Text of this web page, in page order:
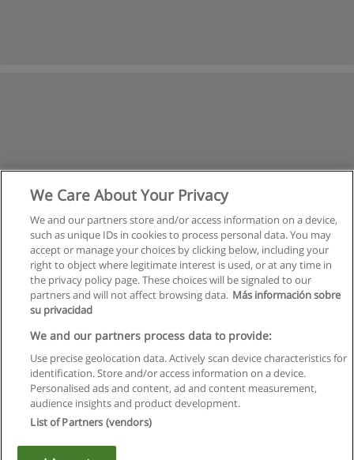
Правила пользования
Конфиденциальность информации
Напишите Educaedu
Copyright © Educaedu Business S.L. - CIF : B-95610580: -
We Care About Your Privacy
We and our partners store and/or access information on a device,
such as unique IDs in cookies to process personal data. You may
accept or manage your choices by clicking below, including your
right to object where legitimate interest is used, or at any time in
the privacy policy page. These choices will be signaled to our
partners and will not affect browsing data. Más información sobre
su privacidad
We and our partners process data to provide:
Use precise geolocation data. Actively scan device characteristics for
identification. Store and/or access information on a device.
Personalised ads and content, ad and content measurement,
audience insights and product development.
List of Partners (vendors)